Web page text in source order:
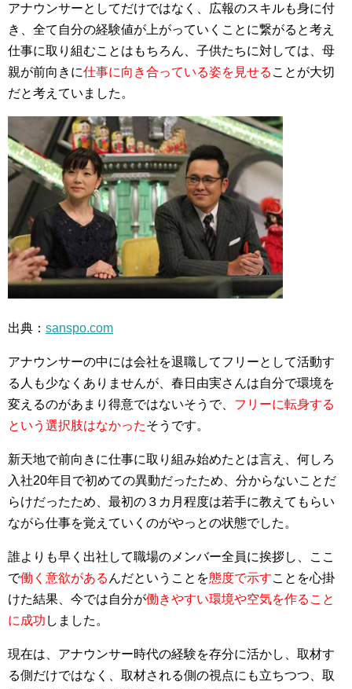
アナウンサーとしてだけではなく、広報のスキルも身に付
き、全て自分の経験値が上がっていくことに繋がると考え
仕事に取り組むことはもちろん、子供たちに対しては、母
親が前向きに仕事に向き合っている姿を見せる ことが大切
だと考えていました。
出典： sanspo.com
アナウンサーの中には会社を退職してフリーとして活動す
る人も少なくありませんが、春日由実さんは自分で環境を
変えるのがあまり得意ではないそうで、 フリーに転身する
という選択肢はなかったそうです。
新天地で前向きに仕事に取り組み始めたとは言え、何しろ
入社20年目で初めての異動だったため、分からないことだ
らけだったため、最初の３カ月程度は若手に教えてもらい
ながら仕事を覚えていくのがやっとの状態でした。
誰よりも早く出社して職場のメンバー全員に挨拶し、ここ
で働く意欲がある んだということを態度で示すことを心掛
けた結果、今では自分が働きやすい環境や空気を作ること
に成功 しました。
現在は、アナウンサー時代の経験を存分に活かし、取材す
る側だけではなく、取材される側の視点にも立ちつつ、取